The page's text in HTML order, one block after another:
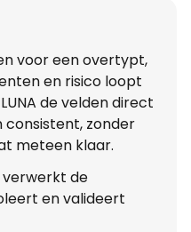
voor een overtypt,
en risico loopt
de velden direct
consistent, zonder
meteen klaar.
verwerkt de
en valideert